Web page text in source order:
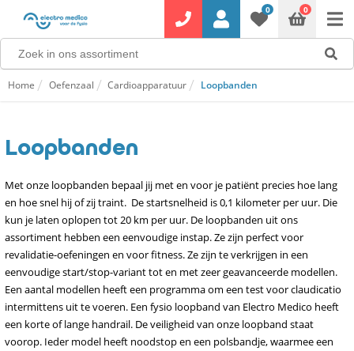
0 0
Home Oefenzaal Cardioapparatuur Loopbanden
Loopbanden
Met onze loopbanden bepaal jij met en voor je patiënt precies hoe lang
en hoe snel hij of zij traint. De startsnelheid is 0,1 kilometer per uur. Die
kun je laten oplopen tot 20 km per uur. De loopbanden uit ons
assortiment hebben een eenvoudige instap. Ze zijn perfect voor
revalidatie-oefeningen en voor fitness. Ze zijn te verkrijgen in een
eenvoudige start/stop-variant tot en met zeer geavanceerde modellen.
Een aantal modellen heeft een programma om een test voor claudicatio
intermittens uit te voeren. Een fysio loopband van Electro Medico heeft
een korte of lange handrail. De veiligheid van onze loopband staat
voorop. Ieder model heeft noodstop en een polsbandje, waarmee een